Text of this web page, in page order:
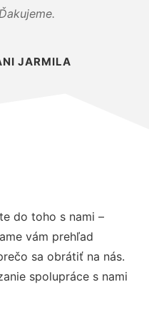
JARMILA
do toho s nami –
vám prehľad
sa obrátiť na nás.
spolupráce s nami